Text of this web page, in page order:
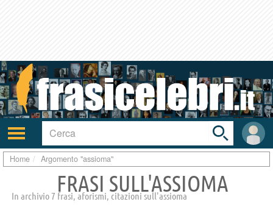
Attiva/disattiva
navigazione
User
area
Toggle
search
bar
Home Argomento "assioma"
FRASI SULL'ASSIOMA
In archivio 7 frasi, aforismi, citazioni sull'assioma